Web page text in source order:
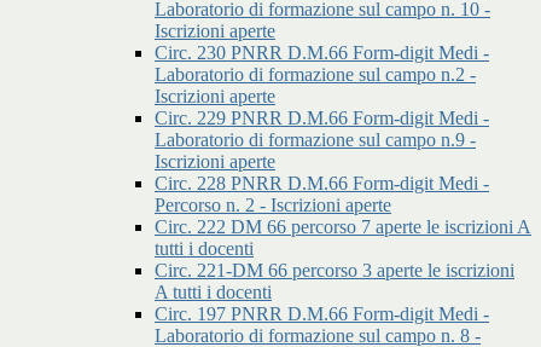
Laboratorio di formazione sul campo n. 10 -
Iscrizioni aperte
Circ. 230 PNRR D.M.66 Form-digit Medi -
Laboratorio di formazione sul campo n.2 -
Iscrizioni aperte
Circ. 229 PNRR D.M.66 Form-digit Medi -
Laboratorio di formazione sul campo n.9 -
Iscrizioni aperte
Circ. 228 PNRR D.M.66 Form-digit Medi -
Percorso n. 2 - Iscrizioni aperte
Circ. 222 DM 66 percorso 7 aperte le iscrizioni A
tutti i docenti
Circ. 221-DM 66 percorso 3 aperte le iscrizioni
A tutti i docenti
Circ. 197 PNRR D.M.66 Form-digit Medi -
Laboratorio di formazione sul campo n. 8 -